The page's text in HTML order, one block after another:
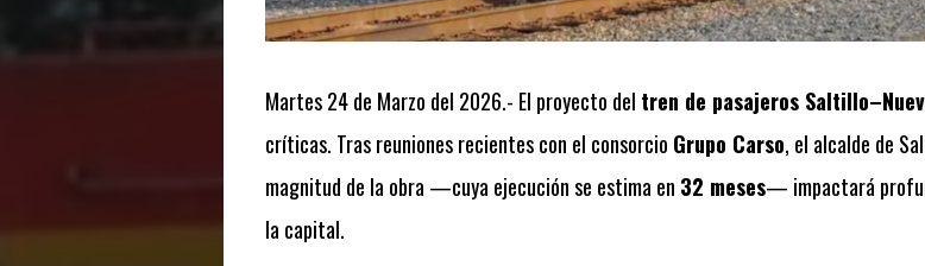
Martes 24 de Marzo del 2026.- El proyecto del tren de pasajeros
críticas. Tras reuniones recientes con el consorcio Grupo Carso, el alcalde de
magnitud de la obra —cuya ejecución se estima en 32 meses— impactará
la capital.